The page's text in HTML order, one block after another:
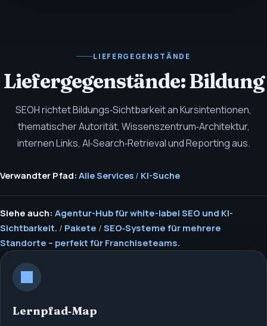
LIEFERGEGENSTÄNDE
Liefergegenstände: Bildung
SEOH richtet Bildungs‑Sichtbarkeit an Kursintentionen,
thematischer Autorität, Wissenszentrum‑Architektur,
internen Links, AI‑Search‑Retrieval und Reporting aus.
Verwandter Pfad: Alle Services / KI-Suche
Siehe auch: Agentur-Hub für white-label SEO und KI-
Sichtbarkeit. / Pakete / SEO‑Systeme für mehrere
Standorte – perfekt für Franchiseteams.
Lernpfad‑Map